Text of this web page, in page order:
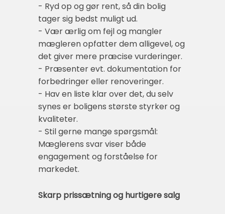
- Ryd op og gør rent, så din bolig
tager sig bedst muligt ud.
- Vær ærlig om fejl og mangler
mægleren opfatter dem alligevel, og
det giver mere præcise vurderinger.
- Præsenter evt. dokumentation for
forbedringer eller renoveringer.
- Hav en liste klar over det, du selv
synes er boligens største styrker og
kvaliteter.
- Stil gerne mange spørgsmål:
Mæglerens svar viser både
engagement og forståelse for
markedet.
Skarp prissætning og hurtigere salg